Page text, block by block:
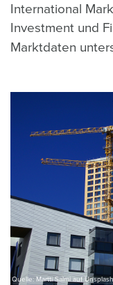
International
Investment und
Marktdaten
Quelle: Martti Salmi auf Unsplash